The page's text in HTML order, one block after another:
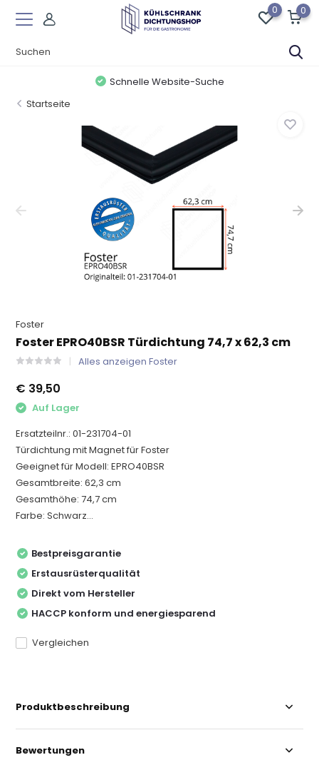
0 0
Beratung über WhatsApp
Startseite
Foster
Foster EPRO40BSR Türdichtung 74,7 x 62,3 cm
Alles anzeigen Foster
€ 39,50
Auf Lager
Ersatzteilnr.: 01-231704-01
Türdichtung mit Magnet für Foster
Geeignet für Modell: EPRO40BSR
Gesamtbreite: 62,3 cm
Gesamthöhe: 74,7 cm
Farbe: Schwarz...
Bestpreisgarantie
Erstausrüsterqualität
Direkt vom Hersteller
HACCP konform und energiesparend
Vergleichen
Produktbeschreibung
Bewertungen